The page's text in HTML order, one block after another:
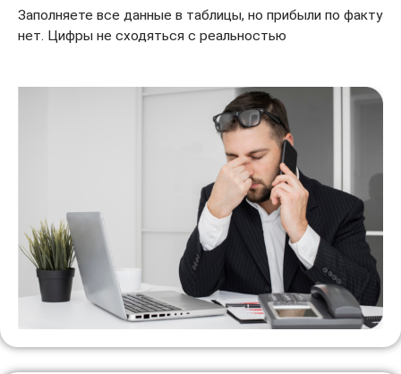
Заполняете все данные в таблицы, но прибыли по факту
нет. Цифры не сходяться с реальностью